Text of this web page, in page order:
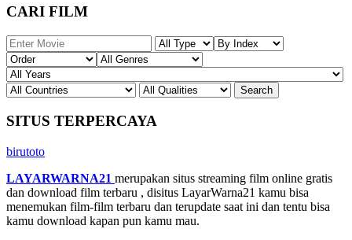
CARI FILM
SITUS TERPERCAYA
birutoto
LAYARWARNA21 merupakan situs streaming film online gratis
dan download film terbaru , disitus LayarWarna21 kamu bisa
menemukan film-film terbaru dan terupdate saat ini dan tentu bisa
kamu download kapan pun kamu mau.